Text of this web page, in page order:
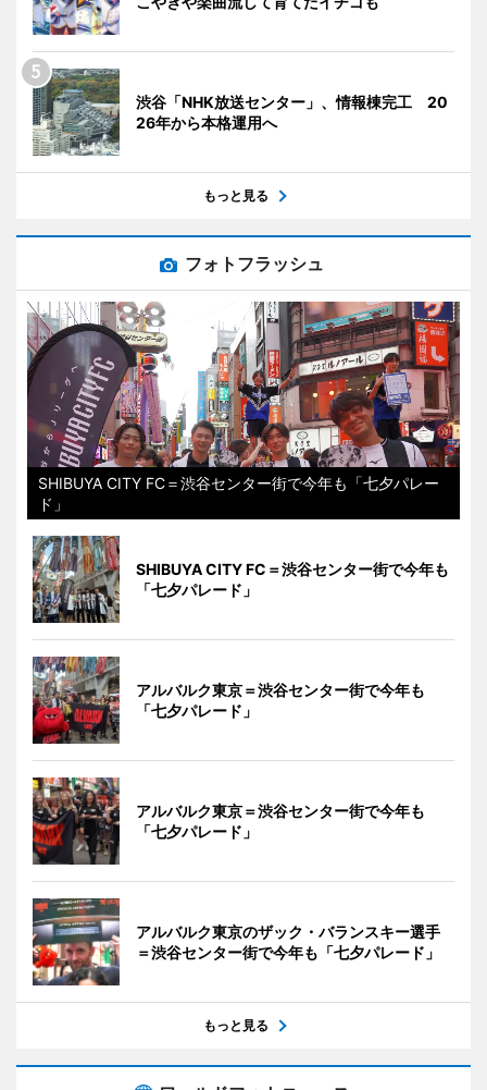
渋谷「NHK放送センター」、情報棟完工 20
26年から本格運用へ
もっと見る
フォトフラッシュ
SHIBUYA CITY FC＝渋谷センター街で今年も「七夕パレー
ド」
SHIBUYA CITY FC＝渋谷センター街で今年も
「七夕パレード」
アルバルク東京＝渋谷センター街で今年も
「七夕パレード」
アルバルク東京＝渋谷センター街で今年も
「七夕パレード」
アルバルク東京のザック・バランスキー選手
＝渋谷センター街で今年も「七夕パレード」
もっと見る